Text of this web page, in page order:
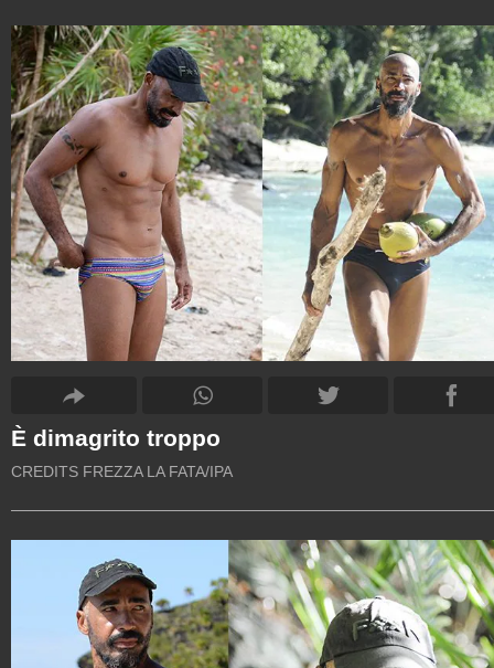
È dimagrito troppo
CREDITS FREZZA LA FATA/IPA